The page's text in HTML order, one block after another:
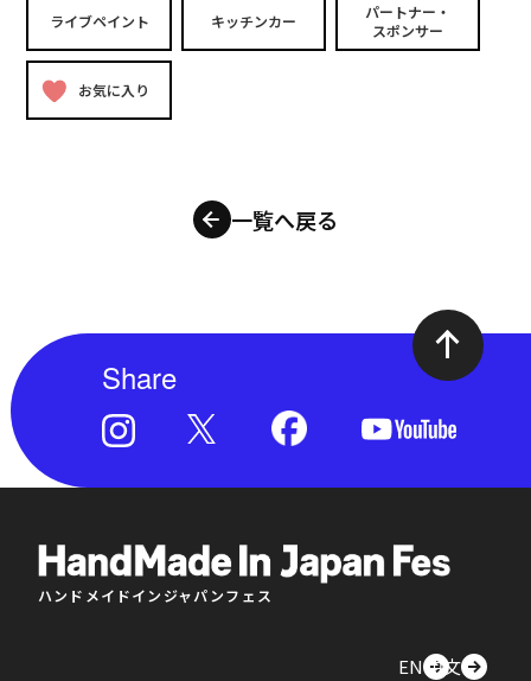
ライブペイント キッチンカー
パートナー・
スポンサー
お気に入り
一覧へ戻る
Share
ハンドメイドインジャパンフェス
EN中文